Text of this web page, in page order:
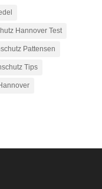
Hannover Test
Pattensen
Tips